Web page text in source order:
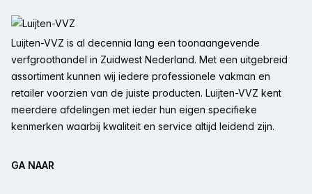
Luijten-VVZ is al decennia lang een toonaangevende
verfgroothandel in Zuidwest Nederland. Met een uitgebreid
assortiment kunnen wij iedere professionele vakman en
retailer voorzien van de juiste producten. Luijten-VVZ kent
meerdere afdelingen met ieder hun eigen specifieke
kenmerken waarbij kwaliteit en service altijd leidend zijn.
GA NAAR